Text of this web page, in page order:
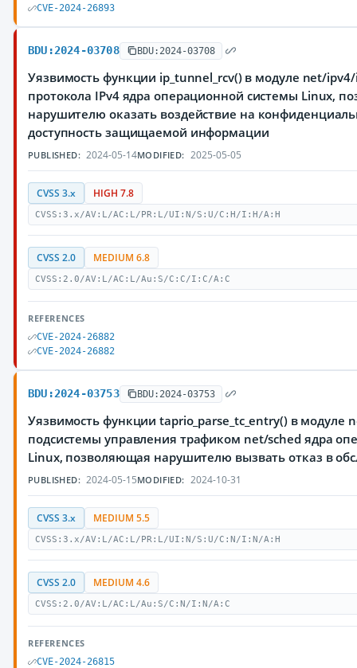
CVE-2024-26893
BDU:2024-03708 BDU:2024-03708
Уязвимость функции ip_tunnel_rcv() в модуле net/
протокола IPv4 ядра операционной системы Linux,
нарушителю оказать воздействие на
доступность защищаемой информации
PUBLISHED: 2024-05-14MODIFIED: 2025-05-05
CVSS 3.x HIGH 7.8
CVSS:3.x/AV:L/AC:L/PR:L/UI:N/S:U/C:H/I:H/A:H
CVSS 2.0 MEDIUM 6.8
CVSS:2.0/AV:L/AC:L/Au:S/C:C/I:C/A:C
REFERENCES
CVE-2024-26882
CVE-2024-26882
BDU:2024-03753 BDU:2024-03753
Уязвимость функции taprio_parse_tc_entry() в модуле
подсистемы управления трафиком net/sched ядра
Linux, позволяющая нарушителю вызвать отказ в
PUBLISHED: 2024-05-15MODIFIED: 2024-10-31
CVSS 3.x MEDIUM 5.5
CVSS:3.x/AV:L/AC:L/PR:L/UI:N/S:U/C:N/I:N/A:H
CVSS 2.0 MEDIUM 4.6
CVSS:2.0/AV:L/AC:L/Au:S/C:N/I:N/A:C
REFERENCES
CVE-2024-26815